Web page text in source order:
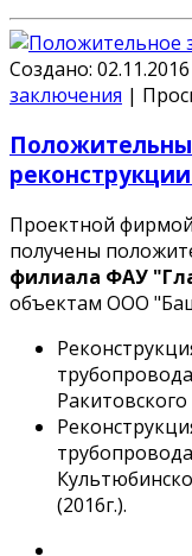
Создано:
заключения |
Проектной
получены
филиала ФАУ
объектам ООО
(2016г.).